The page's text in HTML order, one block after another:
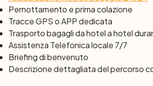
Dopo colazione, termine dei servizi.
Pernottamento e prima colazione
Tracce GPS o APP dedicata
Trasporto bagagli da hotel a hotel
Assistenza Telefonica locale 7/7
Briefing di benvenuto
Descrizione dettagliata del percorso